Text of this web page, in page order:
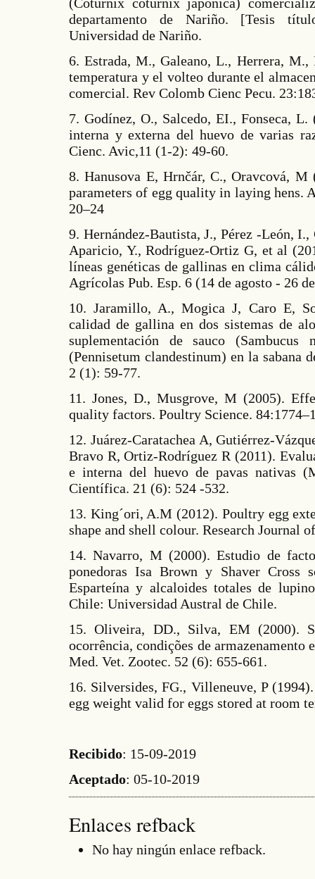
departamento de Nariño. [Tesis
Universidad de Nariño.
6. Estrada, M., Galeano, L., Herrera,
temperatura y el volteo durante el
comercial. Rev Colomb Cienc Pecu.
7. Godínez, O., Salcedo, EI., Fonseca,
interna y externa del huevo de varias
Cienc. Avic,11 (1-2): 49-60.
8. Hanusova E, Hrnčár, C., Oravcová,
parameters of egg quality in laying hens.
20–24
9. Hernández-Bautista, J., Pérez -León,
Aparicio, Y., Rodríguez-Ortiz G, et al
líneas genéticas de gallinas en clima
Agrícolas Pub. Esp. 6 (14 de agosto - 26
10. Jaramillo, A., Mogica J, Caro E,
calidad de gallina en dos sistemas de
suplementación de sauco
(Pennisetum clandestinum) en la sabana
2 (1): 59-77.
11. Jones, D., Musgrove, M (2005).
quality factors. Poultry Science.
12. Juárez-Caratachea A, Gutiérrez-
Bravo R, Ortiz-Rodríguez R (2011).
e interna del huevo de pavas nativas
Científica. 21 (6): 524 -532.
13. King´ori, A.M (2012). Poultry egg
shape and shell colour. Research Journal
14. Navarro, M (2000). Estudio de
ponedoras Isa Brown y Shaver Cross
Esparteína y alcaloides totales de
Chile: Universidad Austral de Chile.
15. Oliveira, DD., Silva, EM (2000).
ocorrência, condições de armazenamento
Med. Vet. Zootec. 52 (6): 655-661.
16. Silversides, FG., Villeneuve, P
egg weight valid for eggs stored at room
Recibido: 15-09-2019
Aceptado: 05-10-2019
Enlaces refback
No hay ningún enlace refback.